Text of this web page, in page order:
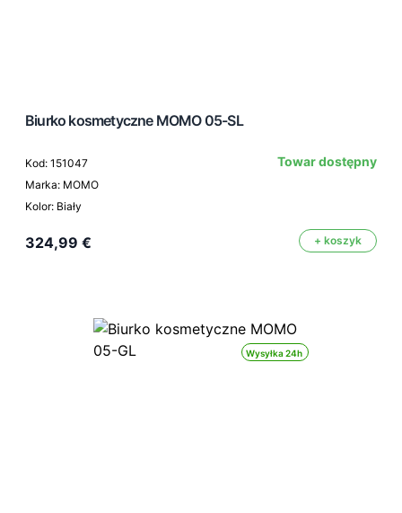
Biurko kosmetyczne MOMO 05-SL
Kod: 151047
Marka: MOMO
Kolor: Biały
Towar dostępny
324,99 € + koszyk
Wysyłka 24h